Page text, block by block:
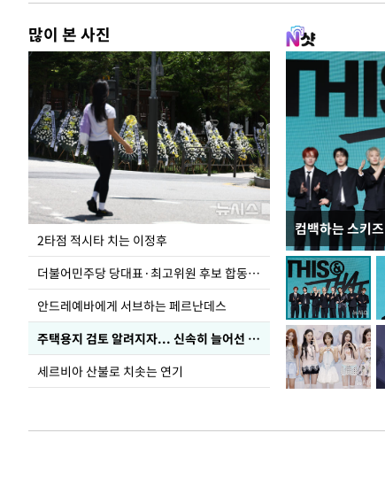
많이 본 사진
2타점 적시타 치는 이정후
더불어민주당 당대표·최고위원 후보 합동연설회
안드레예바에게 서브하는 페르난데스
주택용지 검토 알려지자... 신속히 늘어선 '근조화환'
세르비아 산불로 치솟는 연기
컴백하는 스키즈
청와대 일주일